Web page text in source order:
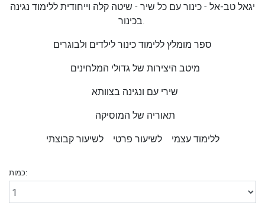
יגאל טב-אל - כינור עם כל שיר - שיטה קלה וייחודית ללימוד נגינה
בכינור.
ספר מומלץ ללימוד כינור לילדים ולבוגרים
מיטב היצירות של גדולי המלחינים
שירי עם ונגינה בצוותא
תאוריה של המוסיקה
ללימוד עצמי
לשיעור פרטי לשיעור קבוצתי
כמות: